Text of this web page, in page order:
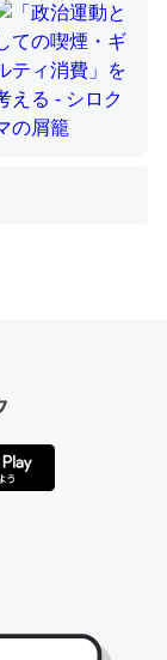
ITツール導入で
LIFULL介護
わないので